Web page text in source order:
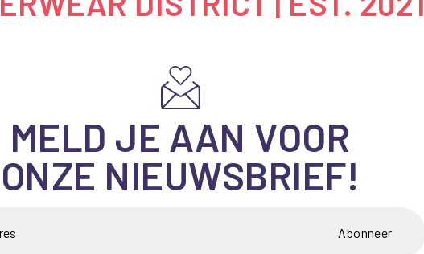
MELD JE AAN VOOR
ONZE NIEUWSBRIEF!
Abonneer